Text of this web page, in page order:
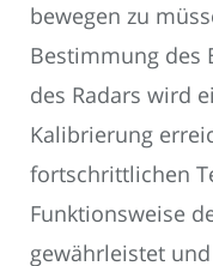
bewegen zu
Bestimmung des
des Radars wird
Kalibrierung
fortschrittlichen
Funktionsweise
gewährleistet